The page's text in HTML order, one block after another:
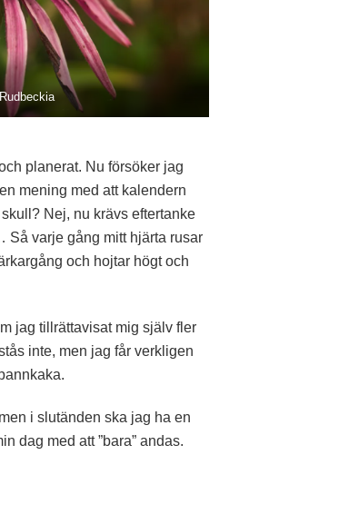
Rudbeckia
planerat. Nu försöker jag
mening med att kalendern
Nej, nu krävs eftertanke
Så varje gång mitt hjärta rusar
och hojtar högt och
jag tillrättavisat mig själv fler
inte, men jag får verkligen
i slutänden ska jag ha en
dag med att ”bara” andas.